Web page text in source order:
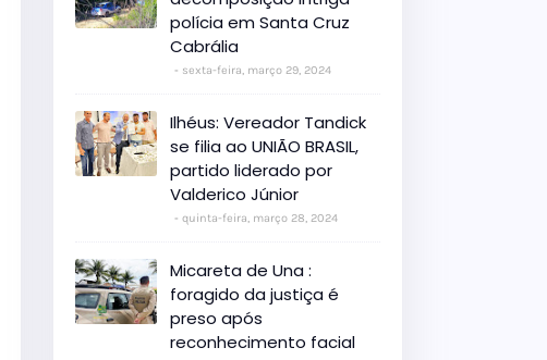
polícia em Santa Cruz
Cabrália
sexta-feira, março 29, 2024
Ilhéus: Vereador Tandick
se filia ao UNIÃO BRASIL,
partido liderado por
Valderico Júnior
quinta-feira, março 28, 2024
Micareta de Una :
foragido da justiça é
preso após
reconhecimento facial